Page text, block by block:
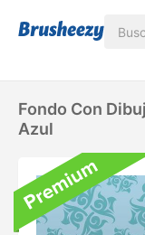
Fondo Con
Azul